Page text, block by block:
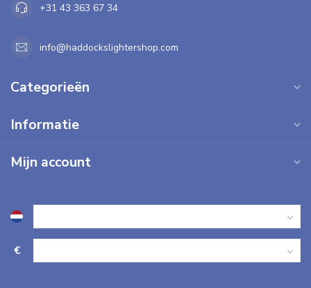
+31 43 363 67 34
info@haddockslightershop.com
Categorieën
Informatie
Mijn account
€